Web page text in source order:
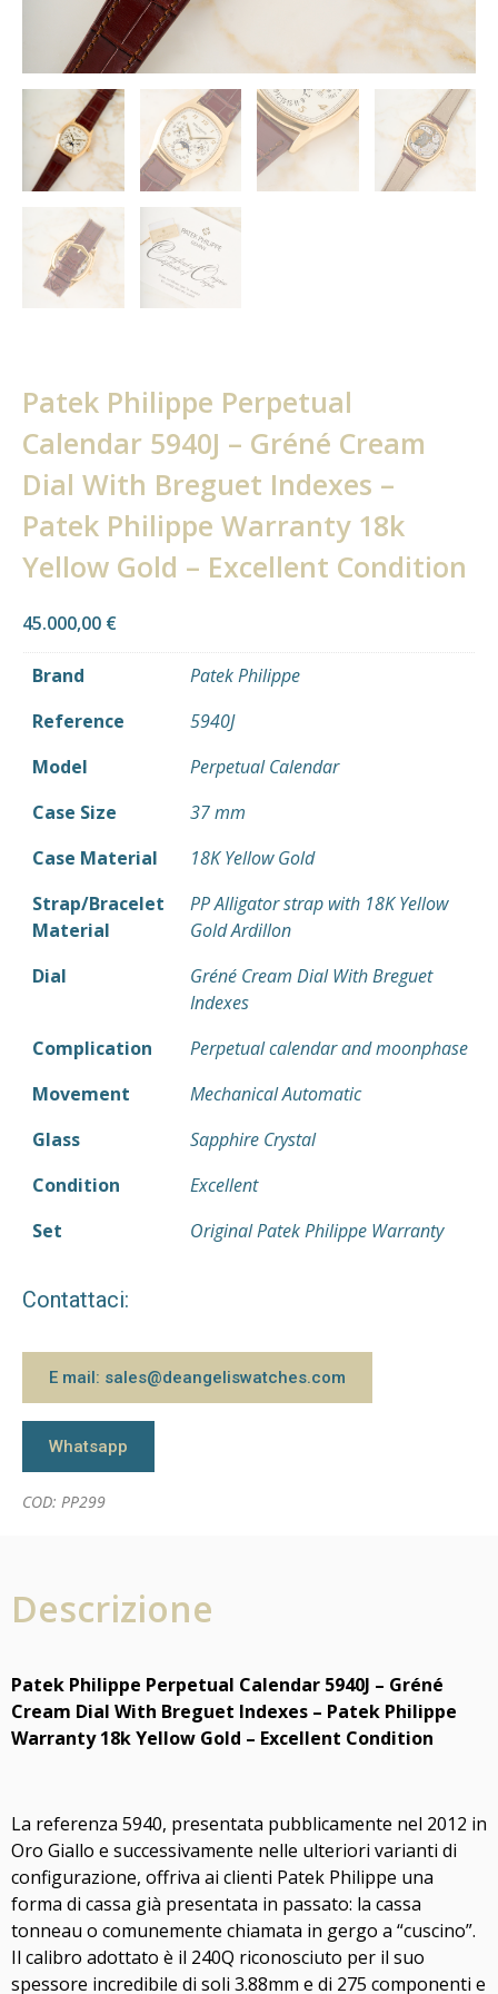
Patek Philippe Perpetual
Calendar 5940J – Gréné Cream
Dial With Breguet Indexes –
Patek Philippe Warranty 18k
Yellow Gold – Excellent Condition
45.000,00 €
Brand
Patek Philippe
Reference
5940J
Model
Perpetual Calendar
Case Size
37 mm
Case Material
18K Yellow Gold
Strap/Bracelet
Material
PP Alligator strap with 18K Yellow
Gold Ardillon
Dial
Gréné Cream Dial With Breguet
Indexes
Complication
Perpetual calendar and moonphase
Movement
Mechanical Automatic
Glass
Sapphire Crystal
Condition
Excellent
Set
Original Patek Philippe Warranty
Contattaci:
E mail: sales@deangeliswatches.com
Whatsapp
COD: PP299
Descrizione
Patek Philippe Perpetual Calendar 5940J – Gréné
Cream Dial With Breguet Indexes – Patek Philippe
Warranty 18k Yellow Gold – Excellent Condition
La referenza 5940, presentata pubblicamente nel 2012 in
Oro Giallo e successivamente nelle ulteriori varianti di
configurazione, offriva ai clienti Patek Philippe una
forma di cassa già presentata in passato: la cassa
tonneau o comunemente chiamata in gergo a “cuscino”.
Il calibro adottato è il 240Q riconosciuto per il suo
spessore incredibile di soli 3.88mm e di 275 componenti e